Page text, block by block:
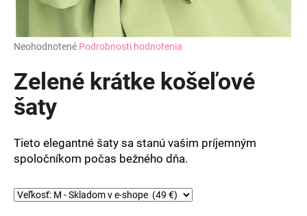
Priemerné
produktu
je
0,0
z
hviezdičiek.
Neohodnotené Podrobnosti hodnotenia
Zelené krátke košeľové
šaty
Tieto elegantné šaty sa stanú vašim príjemným
spoločníkom počas bežného dňa.